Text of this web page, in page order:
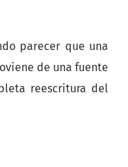
parecer que una
de una fuente
reescritura del